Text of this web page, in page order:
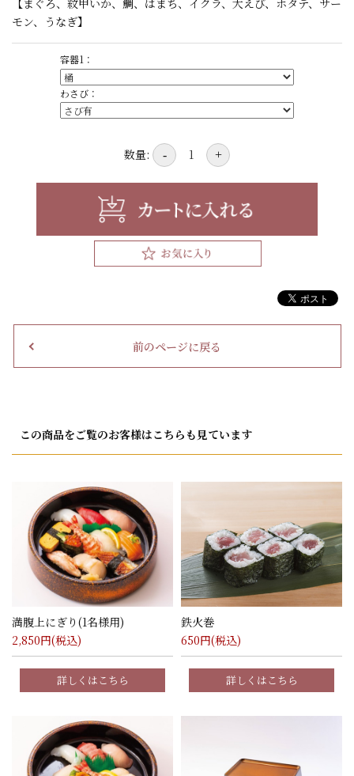
【まぐろ、紋甲いか、鯛、はまち、イクラ、大えび、ホタテ、サー
モン、うなぎ】
容器1：
わさび：
数量: - +
前のページに戻る
この商品をご覧のお客様はこちらも見ています
満腹上にぎり(1名様用)
2,850円(税込)
詳しくはこちら
鉄火巻
650円(税込)
詳しくはこちら